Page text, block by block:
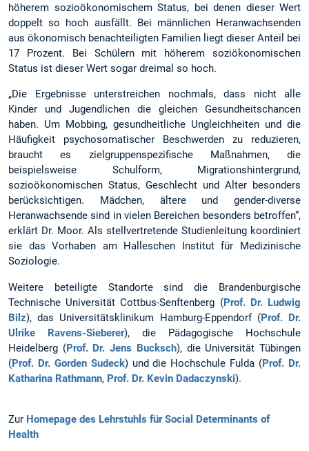
höherem sozioökonomischem Status, bei denen dieser Wert
doppelt so hoch ausfällt. Bei männlichen Heranwachsenden
aus ökonomisch benachteiligten Familien liegt dieser Anteil bei
17 Prozent. Bei Schülern mit höherem soziökonomischen
Status ist dieser Wert sogar dreimal so hoch.
„Die Ergebnisse unterstreichen nochmals, dass nicht alle
Kinder und Jugendlichen die gleichen Gesundheitschancen
haben. Um Mobbing, gesundheitliche Ungleichheiten und die
Häufigkeit psychosomatischer Beschwerden zu reduzieren,
braucht es zielgruppenspezifische Maßnahmen, die
beispielsweise Schulform, Migrationshintergrund,
sozioökonomischen Status, Geschlecht und Alter besonders
berücksichtigen. Mädchen, ältere und gender-diverse
Heranwachsende sind in vielen Bereichen besonders betroffen“,
erklärt Dr. Moor. Als stellvertretende Studienleitung koordiniert
sie das Vorhaben am Halleschen Institut für Medizinische
Soziologie.
Weitere beteiligte Standorte sind die Brandenburgische
Technische Universität Cottbus-Senftenberg (Prof. Dr. Ludwig
Bilz), das Universitätsklinikum Hamburg-Eppendorf (Prof. Dr.
Ulrike Ravens-Sieberer), die Pädagogische Hochschule
Heidelberg (Prof. Dr. Jens Bucksch), die Universität Tübingen
(Prof. Dr. Gorden Sudeck) und die Hochschule Fulda (Prof. Dr.
Katharina Rathmann, Prof. Dr. Kevin Dadaczynski).
Zur Homepage des Lehrstuhls für Social Determinants of
Health